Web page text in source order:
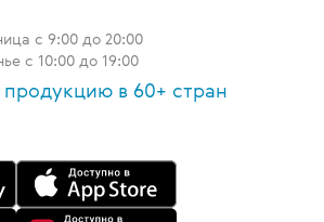
c 9:00 до 20:00
с 10:00 до 19:00
в 60+ стран